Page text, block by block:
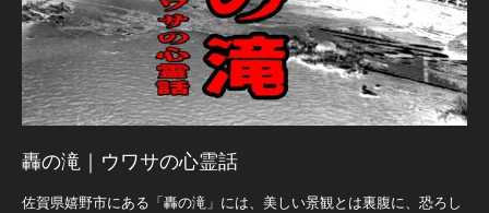
轟の滝｜ウワサの心霊話
佐賀県嬉野市にある「轟の滝」には、美しい景観とは裏腹に、恐ろし